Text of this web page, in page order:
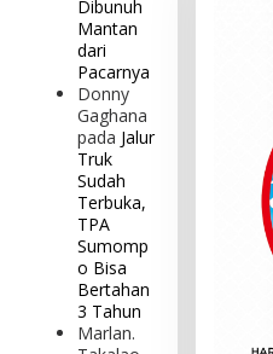
Dibunuh
Mantan
dari
Pacarnya
Donny
Gaghana
pada Jalur
Truk
Sudah
Terbuka,
TPA
Sumomp
o Bisa
Bertahan
3 Tahun
Marlan.